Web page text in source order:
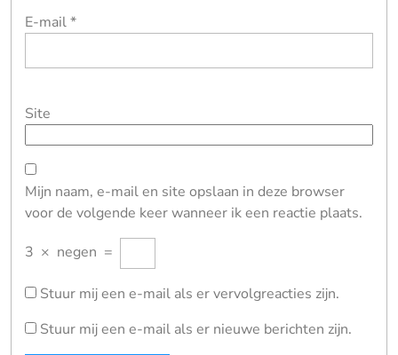
E-mail*
Site
Mijn naam, e-mail en site opslaan in deze browser
voor de volgende keer wanneer ik een reactie plaats.
3 × negen =
Stuur mij een e-mail als er vervolgreacties zijn.
Stuur mij een e-mail als er nieuwe berichten zijn.